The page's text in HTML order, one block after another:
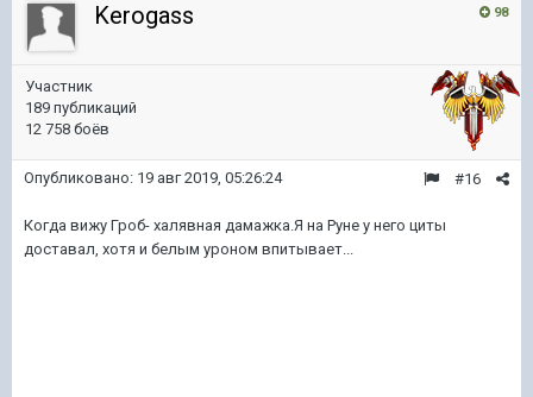
98
Kerogass
Участник
189 публикаций
12 758 боёв
#16
Опубликовано: 19 авг 2019, 05:26:24
Когда вижу Гроб- халявная дамажка.Я на Руне у него циты
доставал, хотя и белым уроном впитывает...